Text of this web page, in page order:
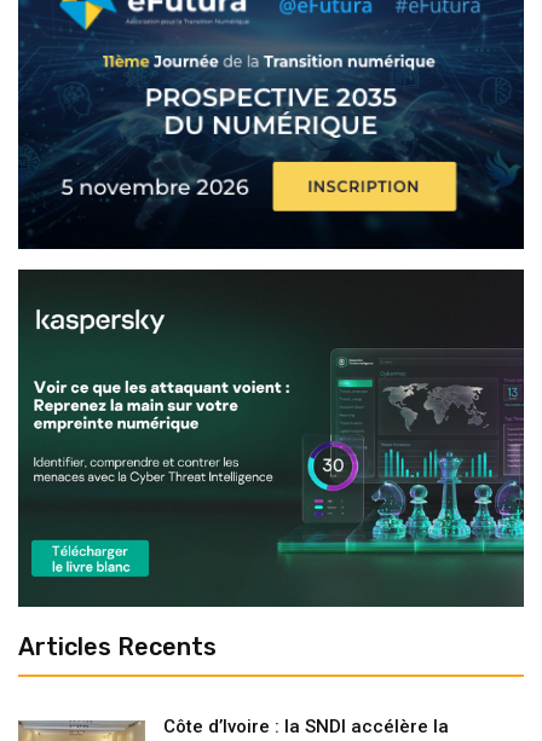
Articles Recents
Côte d’Ivoire : la SNDI accélère la